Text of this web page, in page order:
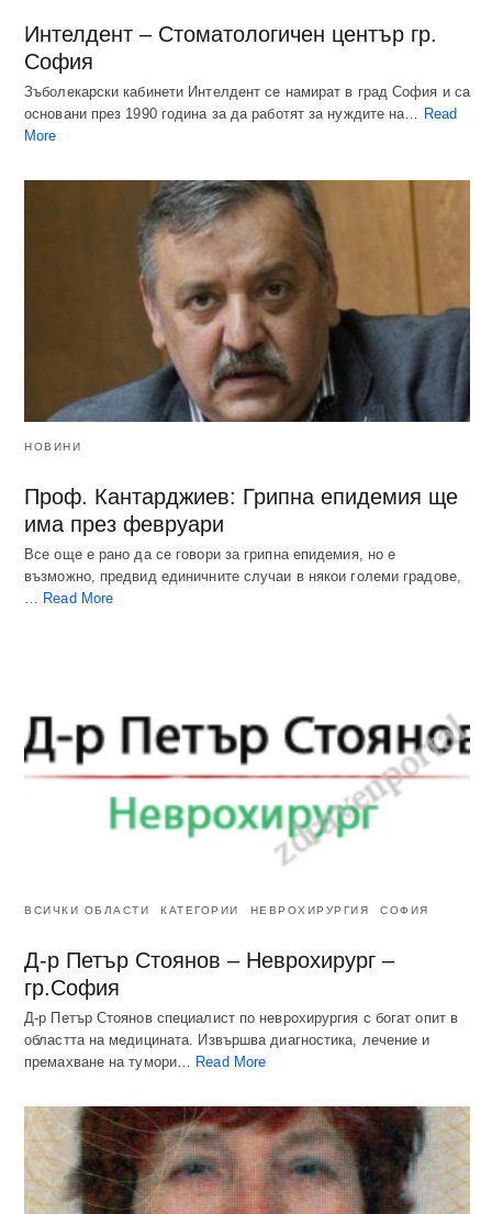
Интелдент – Стоматологичен център гр.
София
Зъболекарски кабинети Интелдент се намират в град София и са
основани през 1990 година за да работят за нуждите на… Read
More
НОВИНИ
Проф. Кантарджиев: Грипна епидемия ще
има през февруари
Все още е рано да се говори за грипна епидемия, но е
възможно, предвид единичните случаи в някои големи градове,
… Read More
ВСИЧКИ ОБЛАСТИ КАТЕГОРИИ НЕВРОХИРУРГИЯ СОФИЯ
Д-р Петър Стоянов – Неврохирург –
гр.София
Д-р Петър Стоянов специалист по неврохирургия с богат опит в
областта на медицината. Извършва диагностика, лечение и
премахване на тумори…
Read More